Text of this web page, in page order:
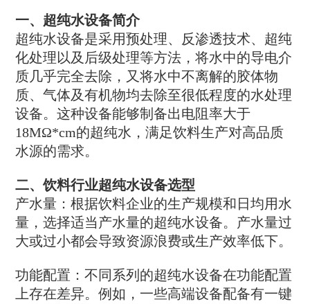
一、超纯水设备简介
超纯水设备是采用预处理、反渗透技术、超纯
化处理以及后级处理等方法，将水中的导电介
质几乎完全去除，又将水中不离解的胶体物
质、气体及有机物均去除至很低程度的水处理
设备。这种设备能够制备出电阻率大于
18MΩ*cm的超纯水，满足饮料生产对高品质
水源的需求。
二、饮料行业超纯水设备选型
‌产水量‌：根据饮料企业的生产规模和日均用水
量，选择适当产水量的超纯水设备。产水量过
大或过小都会导致资源浪费或生产效率低下。
‌功能配置‌：不同系列的超纯水设备在功能配置
上存在差异。例如，一些高端设备配备有一键